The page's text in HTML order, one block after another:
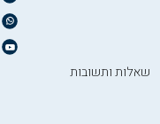
שאלות ותשובות